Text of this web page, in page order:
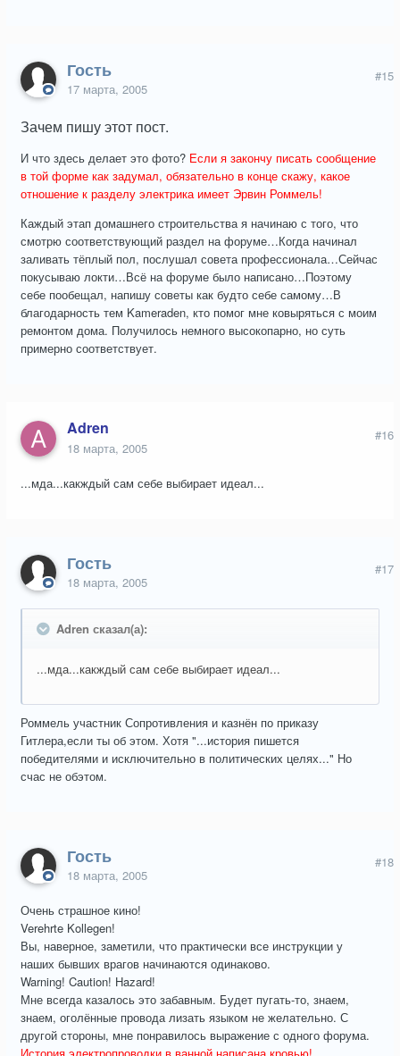
Гость
17 марта, 2005
#15
Зачем пишу этот пост.
И что здесь делает это фото? Если я закончу писать сообщение
в той форме как задумал, обязательно в конце скажу, какое
отношение к разделу электрика имеет Эрвин Роммель!
Каждый этап домашнего строительства я начинаю с того, что
смотрю соответствующий раздел на форуме…Когда начинал
заливать тёплый пол, послушал совета профессионала…Сейчас
покусываю локти…Всё на форуме было написано…Поэтому
себе пообещал, напишу советы как будто себе самому…В
благодарность тем Kameraden, кто помог мне ковыряться с моим
ремонтом дома. Получилось немного высокопарно, но суть
примерно соответствует.
Adren
18 марта, 2005
#16
...мда...какждый сам себе выбирает идеал...
Гость
18 марта, 2005
#17
Adren сказал(а):
...мда...какждый сам себе выбирает идеал...
Роммель участник Сопротивления и казнён по приказу
Гитлера,если ты об этом. Хотя "...история пишется
победителями и исключительно в политических целях..." Но
счас не обэтом.
Гость
18 марта, 2005
#18
Очень страшное кино!
Verehrte Kollegen!
Вы, наверное, заметили, что практически все инструкции у
наших бывших врагов начинаются одинаково.
Warning! Caution! Hazard!
Мне всегда казалось это забавным. Будет пугать-то, знаем,
знаем, оголённые провода лизать языком не желательно. С
другой стороны, мне понравилось выражение с одного форума.